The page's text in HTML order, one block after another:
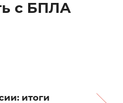
с БПЛА
итоги